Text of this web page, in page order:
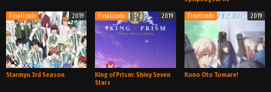
TV TV
Finalizado 2019
Starmyu 3rd Season
Finalizado 2019
King of Prism: Shiny Seven
Stars
Finalizado 2019
Kono Oto Tomare!